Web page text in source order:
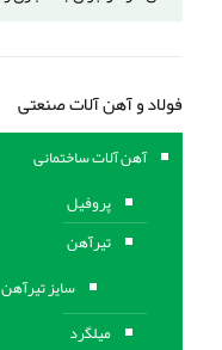
فولاد و آهن آلات صنعتی
آهن آلات ساختمانی
پروفیل
تیرآهن
سایز تیرآهن
میلگرد